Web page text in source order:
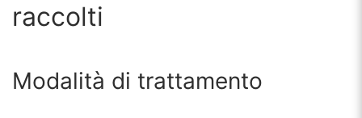
raccolti
Modalità di trattamento